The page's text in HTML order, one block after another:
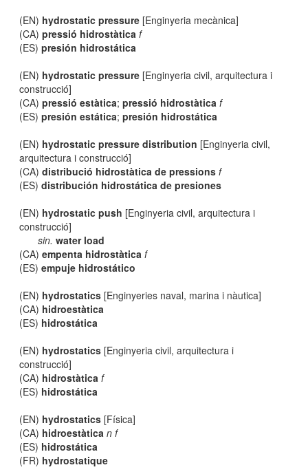
(EN) hydrostatic pressure [Enginyeria mecànica]
(CA)pressió hidrostàtica f
(ES)presión hidrostática
(EN) hydrostatic pressure [Enginyeria civil, arquitectura i
construcció]
(CA)pressió estàtica;pressió hidrostàtica f
(ES)presión estática;presión hidrostática
(EN) hydrostatic pressure distribution [Enginyeria civil,
arquitectura i construcció]
(CA)distribució hidrostàtica de pressions f
(ES)distribución hidrostática de presiones
(EN) hydrostatic push [Enginyeria civil, arquitectura i
construcció]
sin. water load
(CA)empenta hidrostàtica f
(ES)empuje hidrostático
(EN) hydrostatics [Enginyeries naval, marina i nàutica]
(CA) hidroestàtica
(ES) hidrostática
(EN) hydrostatics [Enginyeria civil, arquitectura i
construcció]
(CA) hidrostàtica f
(ES) hidrostática
(EN) hydrostatics [Física]
(CA) hidroestàtica n f
(ES) hidrostática
(FR) hydrostatique